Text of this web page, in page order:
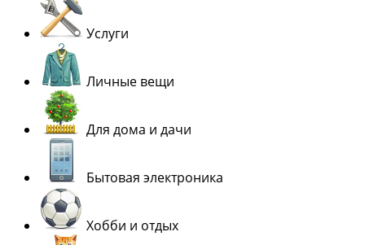
Услуги
Личные вещи
Для дома и дачи
Бытовая электроника
Хобби и отдых